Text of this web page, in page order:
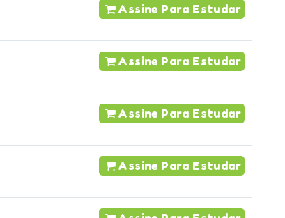
Assine Para Estudar
Assine Para Estudar
Assine Para Estudar
Assine Para Estudar